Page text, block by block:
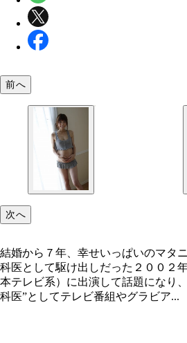
前へ
次へ
結婚から７年、幸せいっぱいのマタ
科医として駆け出しだった２００２
本テレビ系）に出演して話題になり
科医”としてテレビ番組やグラビア...